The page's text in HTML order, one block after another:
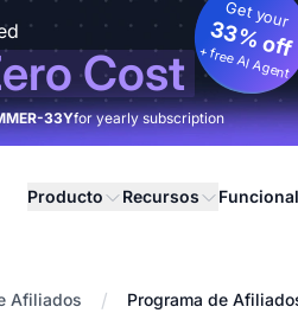
Cost
Get your
33% off
+ free AI Agent
33Yfor yearly subscription
Producto Recursos
Afiliados / Programa de